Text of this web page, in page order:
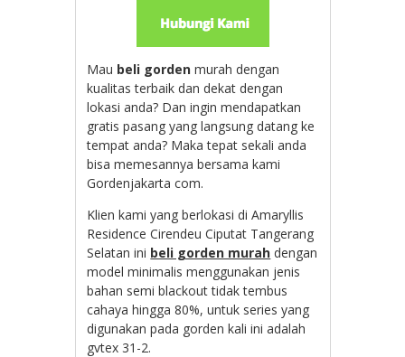
Mau beli gorden murah dengan
kualitas terbaik dan dekat dengan
lokasi anda? Dan ingin mendapatkan
gratis pasang yang langsung datang ke
tempat anda? Maka tepat sekali anda
bisa memesannya bersama kami
Gordenjakarta com.
Klien kami yang berlokasi di Amaryllis
Residence Cirendeu Ciputat Tangerang
Selatan ini beli gorden murah dengan
model minimalis menggunakan jenis
bahan semi blackout tidak tembus
cahaya hingga 80%, untuk series yang
digunakan pada gorden kali ini adalah
gvtex 31-2.